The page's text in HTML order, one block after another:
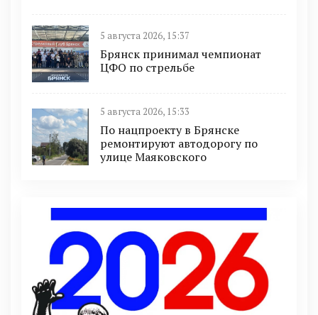
5 августа 2026, 15:37
Брянск принимал чемпионат
ЦФО по стрельбе
5 августа 2026, 15:33
По нацпроекту в Брянске
ремонтируют автодорогу по
улице Маяковского